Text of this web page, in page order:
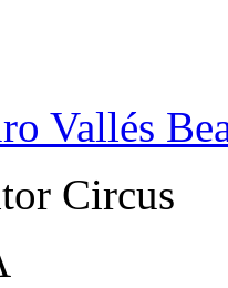
Vallés
Circus